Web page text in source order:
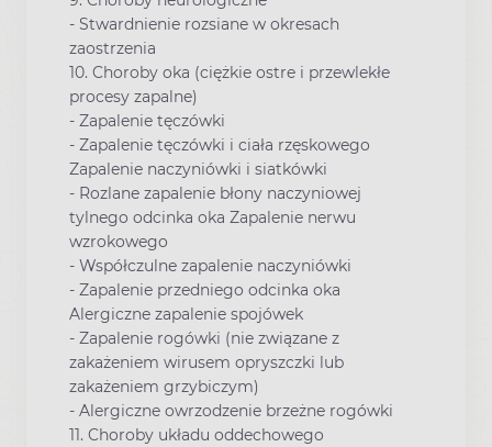
- Stwardnienie rozsiane w okresach
zaostrzenia
10. Choroby oka (ciężkie ostre i przewlekłe
procesy zapalne)
- Zapalenie tęczówki
- Zapalenie tęczówki i ciała rzęskowego
Zapalenie naczyniówki i siatkówki
- Rozlane zapalenie błony naczyniowej
tylnego odcinka oka Zapalenie nerwu
wzrokowego
- Współczulne zapalenie naczyniówki
- Zapalenie przedniego odcinka oka
Alergiczne zapalenie spojówek
- Zapalenie rogówki (nie związane z
zakażeniem wirusem opryszczki lub
zakażeniem grzybiczym)
- Alergiczne owrzodzenie brzeżne rogówki
11. Choroby układu oddechowego